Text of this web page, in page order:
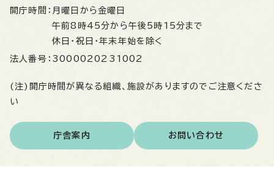
開庁時間： 月曜日から金曜日
午前8時45分から午後5時15分まで
休日・祝日・年末年始を除く
法人番号： 3000020231002
(注)開庁時間が異なる組織、施設がありますのでご注意くださ
い
庁舎案内 お問い合わせ